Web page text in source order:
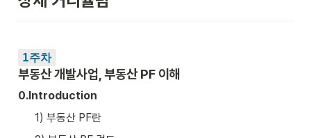
1주차
부동산 개발사업, 부동산 PF 이해
0.Introduction
1) 부동산 PF란